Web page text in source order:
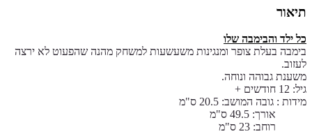
תיאור
כל ילד והבימבה שלו
בימבה בעלת צופר ומנגינות משעשעות למשחק מהנה שהפעוט לא ירצה
לעזוב.
משענת גבוהה ונוחה.
גיל: 12 חודשים +
מידות : גובה המושב: 20.5 ס"מ
אורך: 49.5 ס"מ
רוחב: 23 ס"מ